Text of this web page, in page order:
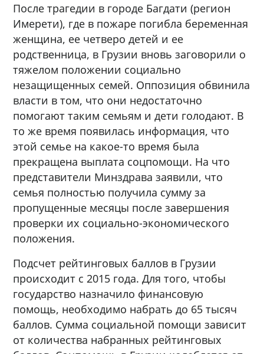
После трагедии в городе Багдати (регион
Имерети), где в пожаре погибла беременная
женщина, ее четверо детей и ее
родственница, в Грузии вновь заговорили о
тяжелом положении социально
незащищенных семей. Оппозиция обвинила
власти в том, что они недостаточно
помогают таким семьям и дети голодают. В
то же время появилась информация, что
этой семье на какое-то время была
прекращена выплата соцпомощи. На что
представители Минздрава заявили, что
семья полностью получила сумму за
пропущенные месяцы после завершения
проверки их социально-экономического
положения.
Подсчет рейтинговых баллов в Грузии
происходит с 2015 года. Для того, чтобы
государство назначило финансовую
помощь, необходимо набрать до 65 тысяч
баллов. Сумма социальной помощи зависит
от количества набранных рейтинговых